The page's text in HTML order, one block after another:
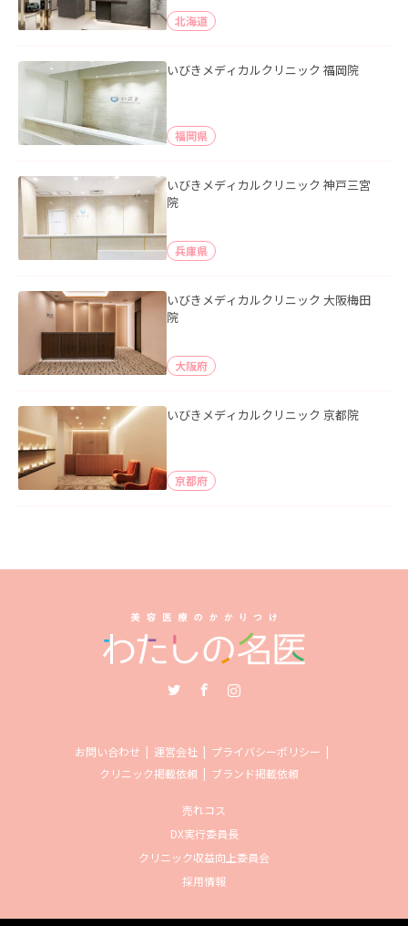
北海道
いびきメディカルクリニック 福岡院
福岡県
いびきメディカルクリニック 神戸三宮
院
兵庫県
いびきメディカルクリニック 大阪梅田
院
大阪府
いびきメディカルクリニック 京都院
京都府
お問い合わせ 運営会社
プライバシーポリシー
クリニック掲載依頼
ブランド掲載依頼
売れコス
DX実行委員長
クリニック収益向上委員会
採用情報